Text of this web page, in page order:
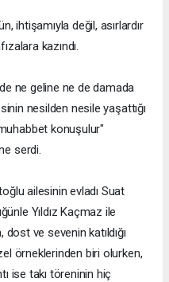
ihtişamıyla değil, asırlardır
kazındı.
ne geline ne de damada
nesilden nesile yaşattığı
konuşulur"
serdi.
ailesinin evladı Suat
Yıldız Kaçmaz ile
ve sevenin katıldığı
örneklerinden biri olurken,
ise takı töreninin hiç